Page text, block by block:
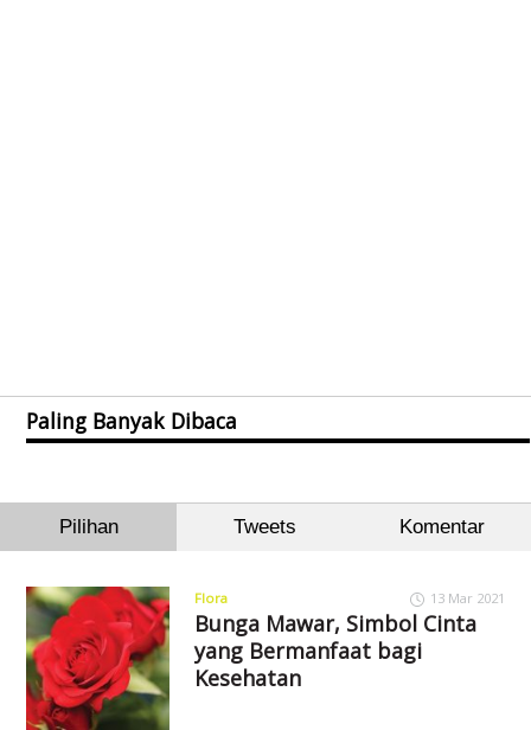
Paling Banyak Dibaca
Pilihan Tweets Komentar
Flora 13 Mar 2021
Bunga Mawar, Simbol Cinta
yang Bermanfaat bagi
Kesehatan